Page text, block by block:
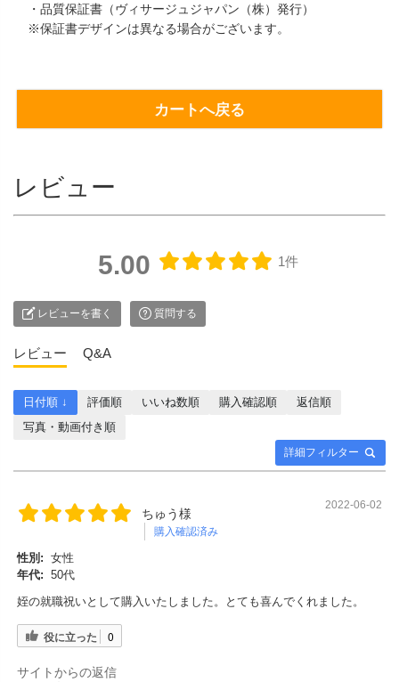
・品質保証書（ヴィサージュジャパン（株）発行）
※保証書デザインは異なる場合がございます。
カートへ戻る
レビュー
5.00 1件
レビューを書く 質問する
レビュー Q&A
詳細フィルター
日付順 ↓ 評価順 いいね数順 購入確認順
返信順
写真・動画付き順
ちゅう様
購入確認済み
2022-06-02
性別: 女性
年代: 50代
姪の就職祝いとして購入いたしました。とても喜んでくれました。
役に立った 0
サイトからの返信